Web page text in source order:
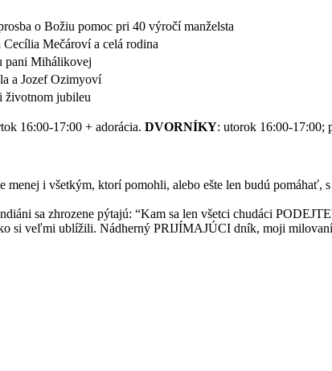
o Božiu pomoc pri 40 výročí manželsta
Cecília Mečároví a celá rodina
pani Mihálikovej
a Jozef Ozimyoví
životnom jubileu
16:00-17:00 + adorácia. DVORNÍKY: utorok 16:00-17:00;
i všetkým, ktorí pomohli, alebo ešte len budú
sa zhrozene pýtajú: “Kam sa len všetci chudáci
si veľmi ublížili. Nádherný PRIJÍMAJÚCI dník, moji